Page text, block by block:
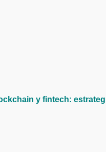
y fintech: